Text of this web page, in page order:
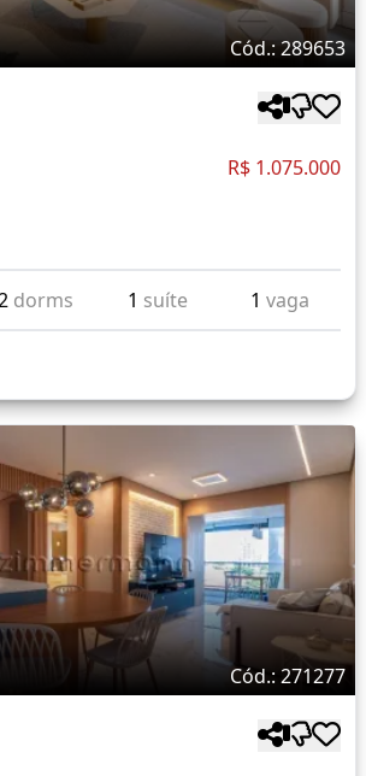
Cód.: 289653
R$ 1.075.000
dorms 1 suíte 1 vaga
Cód.: 271277